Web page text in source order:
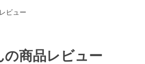
ビュー
商品レビュー